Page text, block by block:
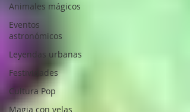
Animales mágicos
Eventos
astronómicos
Leyendas urbanas
Festividades
Cultura Pop
Magia con velas